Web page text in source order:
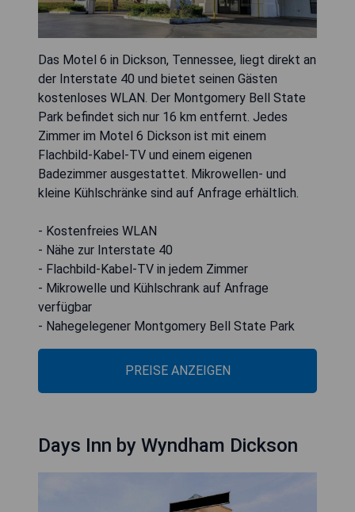
Das Motel 6 in Dickson, Tennessee, liegt direkt an
der Interstate 40 und bietet seinen Gästen
kostenloses WLAN. Der Montgomery Bell State
Park befindet sich nur 16 km entfernt. Jedes
Zimmer im Motel 6 Dickson ist mit einem
Flachbild-Kabel-TV und einem eigenen
Badezimmer ausgestattet. Mikrowellen- und
kleine Kühlschränke sind auf Anfrage erhältlich.
- Kostenfreies WLAN
- Nähe zur Interstate 40
- Flachbild-Kabel-TV in jedem Zimmer
- Mikrowelle und Kühlschrank auf Anfrage
verfügbar
- Nahegelegener Montgomery Bell State Park
PREISE ANZEIGEN
Days Inn by Wyndham Dickson